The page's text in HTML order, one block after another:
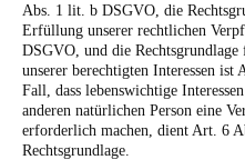
Abs. 1 lit. b DSGVO, die
Erfüllung unserer rechtlichen
DSGVO, und die
unserer berechtigten Interessen
Fall, dass lebenswichtige
anderen natürlichen Person eine
erforderlich machen, dient Art. 6
Rechtsgrundlage.